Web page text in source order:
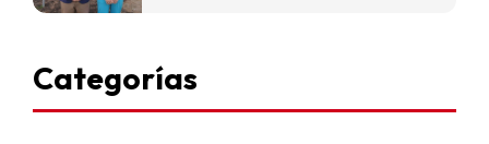
Categorías